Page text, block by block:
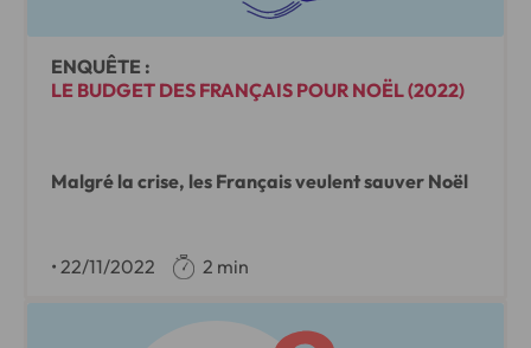
ENQUÊTE :
LE BUDGET DES FRANÇAIS POUR NOËL (2022)
Malgré la crise, les Français veulent sauver Noël
• 22/11/2022 2 min